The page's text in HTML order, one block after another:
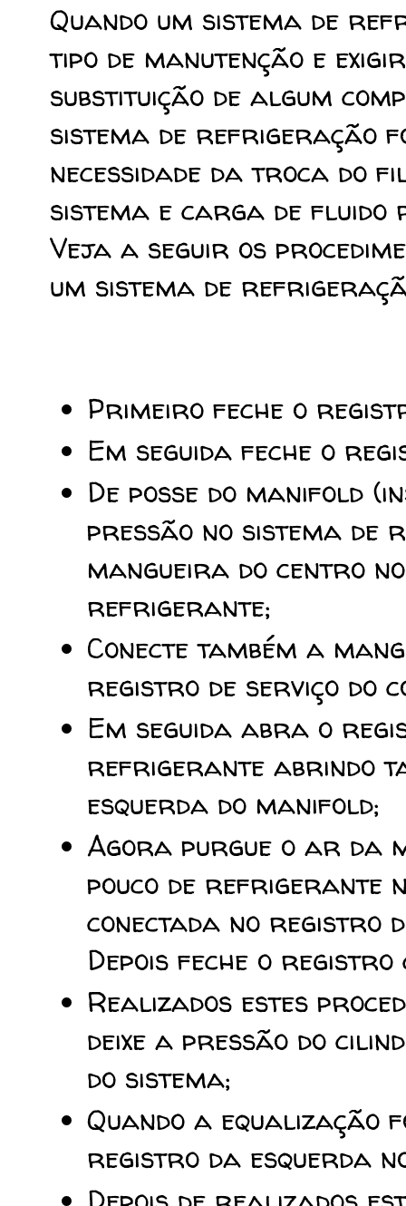
Quando um sistema de
tipo de manutenção e
substituição de algum
sistema de refrigeração
necessidade da troca do
sistema e carga de
Veja a seguir os
um sistema de
Primeiro feche o
Em seguida feche o
De posse do manifold
pressão no sistema de
mangueira do centro
refrigerante;
Conecte também a
registro de serviço do
Em seguida abra o
refrigerante abrindo
esquerda do manifold;
Agora purgue o ar da
pouco de refrigerante
conectada no registro
Depois feche o registro
Realizados estes
deixe a pressão do
do sistema;
Quando a equalização
registro da esquerda